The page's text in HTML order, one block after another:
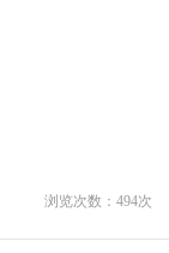
浏览次数： 494次